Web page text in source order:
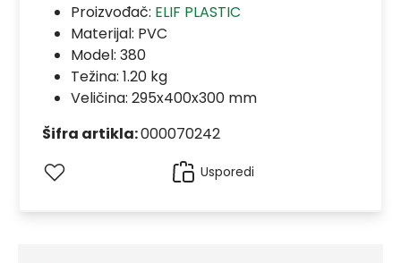
Proizvođač: ELIF PLASTIC
Materijal: PVC
Model: 380
Težina: 1.20 kg
Veličina: 295x400x300 mm
Šifra artikla:000070242
Usporedi